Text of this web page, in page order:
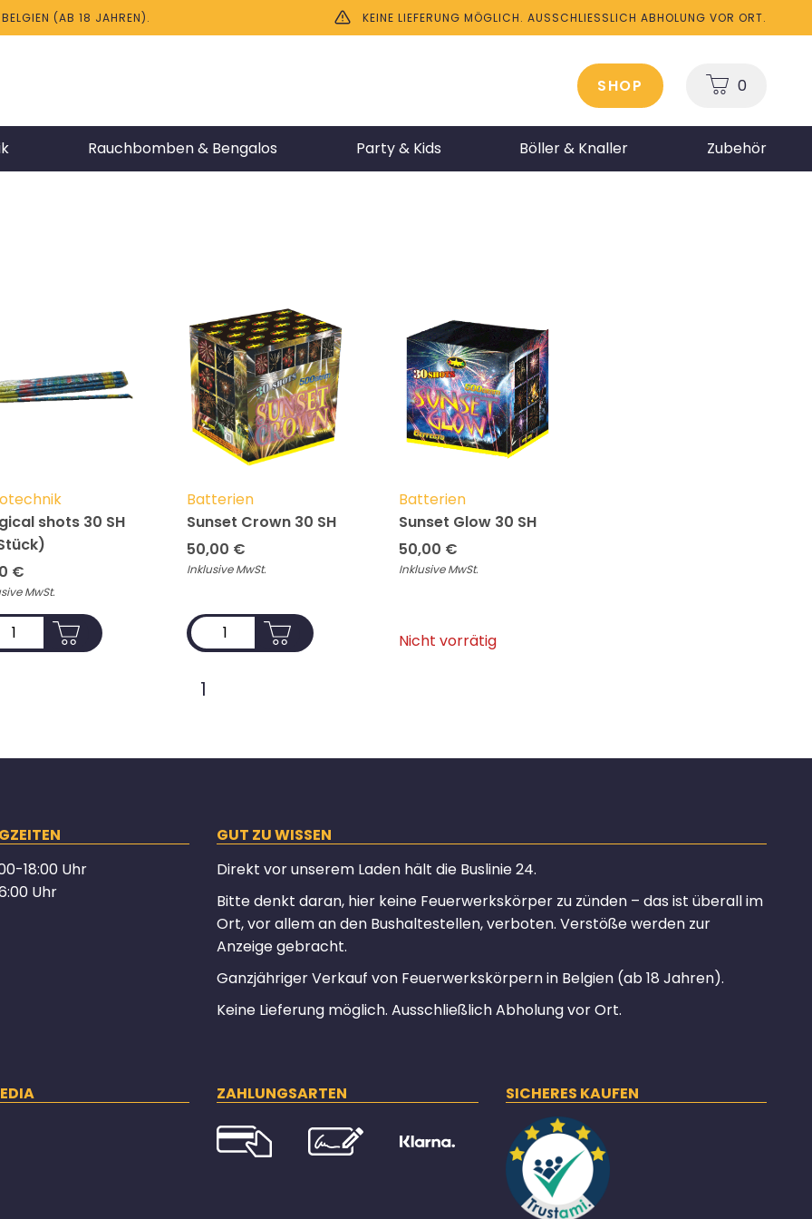
(AB 18 JAHREN). KEINE LIEFERUNG MÖGLICH. AUSSCHLIESSLICH ABHOLUNG VOR ORT.
SHOP 0
Rauchbomben & Bengalos Party & Kids Böller & Knaller Zubehör
shots 30 SH
€
MwSt.
Batterien
Sunset Crown 30 SH
50,00 €
Inklusive MwSt.
Batterien
Sunset Glow 30 SH
50,00 €
Inklusive MwSt.
Nicht vorrätig
1
18:00 Uhr
Uhr
GUT ZU WISSEN
Direkt vor unserem Laden hält die Buslinie 24.
Bitte denkt daran, hier keine Feuerwerkskörper zu zünden – das ist überall im
Ort, vor allem an den Bushaltestellen, verboten. Verstöße werden zur
Anzeige gebracht.
Ganzjähriger Verkauf von Feuerwerkskörpern in Belgien (ab 18 Jahren).
Keine Lieferung möglich. Ausschließlich Abholung vor Ort.
ZAHLUNGSARTEN SICHERES KAUFEN